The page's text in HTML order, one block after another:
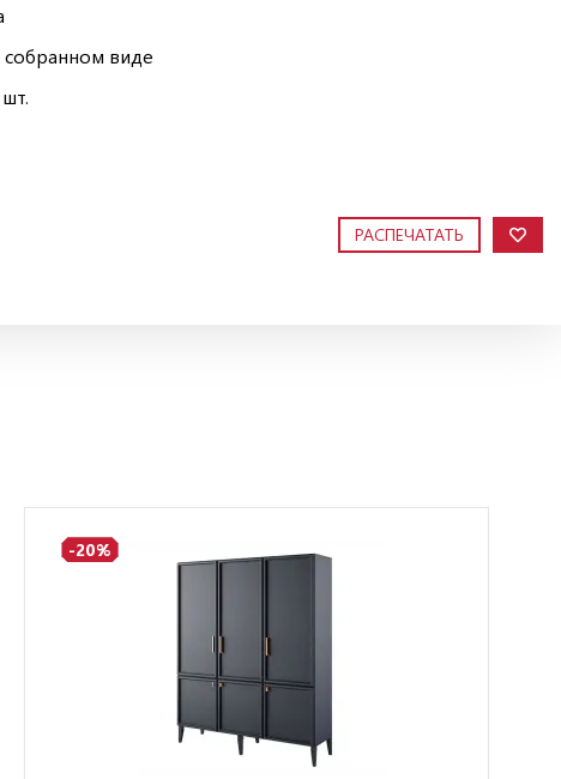
собранном виде
шт.
РАСПЕЧАТАТЬ
-20%